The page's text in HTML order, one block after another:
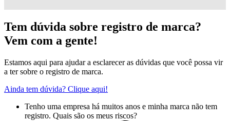
Tem dúvida sobre registro de marca?
Vem com a gente!
Estamos aqui para ajudar a esclarecer as dúvidas que você possa vir
a ter sobre o registro de marca.
Ainda tem dúvida? Clique aqui!
Tenho uma empresa há muitos anos e minha marca não tem
registro. Quais são os meus riscos?